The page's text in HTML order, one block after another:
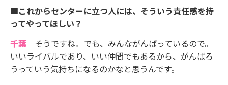
■これからセンターに立つ人には、そういう責任感を持
ってやってほしい？
千葉 そうですね。でも、みんながんばっているので。
いいライバルであり、いい仲間でもあるから、がんばろ
うっていう気持ちになるのかなと思うんです。